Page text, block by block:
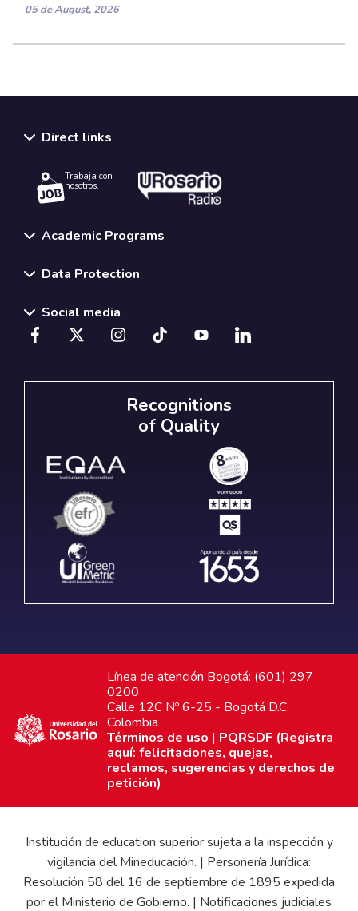
05 de August, 2026
Direct links
Trabaja con
nosotros.
Academic Programs
Data Protection
Social media
Recognitions
of Quality
Línea de atención Bogotá: (601) 297
0200
Calle 12C Nº 6-25 - Bogotá D.C.
Colombia
Términos de uso | PQRSDF (Registra
aquí: felicitaciones, quejas,
reclamos, sugerencias y derechos de
petición)
Institución de education superior sujeta a la inspección y
vigilancia del Mineducación. | Personería Jurídica:
Resolución 58 del 16 de septiembre de 1895 expedida
por el Ministerio de Gobierno. | Notificaciones judiciales